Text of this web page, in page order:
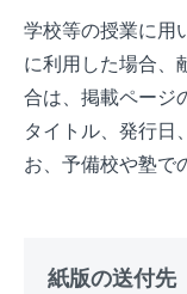
学校等の授業に用
に利用した場合、
合は、掲載ページ
タイトル、発行日
お、予備校や塾で
紙版の送付先